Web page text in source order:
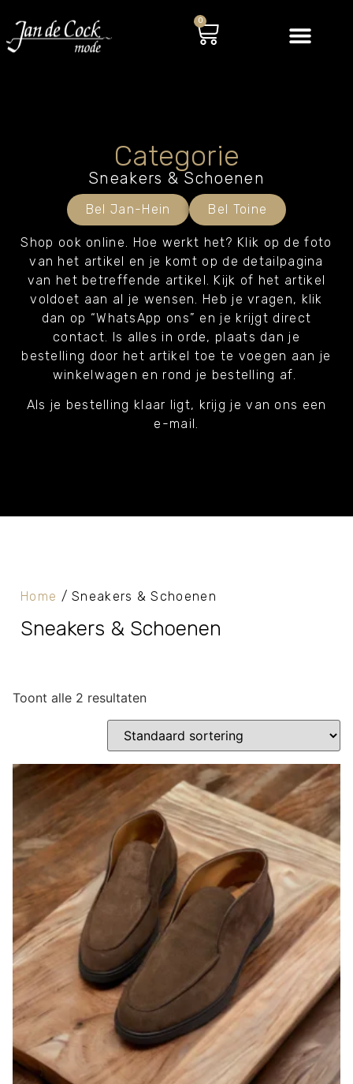
0
Categorie
Sneakers & Schoenen
Bel Jan-Hein Bel Toine
Shop ook online. Hoe werkt het? Klik op de foto
van het artikel en je komt op de detailpagina
van het betreffende artikel. Kijk of het artikel
voldoet aan al je wensen. Heb je vragen, klik
dan op “WhatsApp ons” en je krijgt direct
contact. Is alles in orde, pl aats dan je
bestelling door het artikel toe te voegen aan je
winkelwagen en rond je bestelling af.
Als je bestelling klaar ligt, krijg je van ons een
e-mail.
Home / Sneakers & Schoenen
Sneakers & Schoenen
Toont alle 2 resultaten